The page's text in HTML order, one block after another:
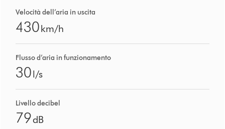
Velocità dell’aria in uscita
430km/h
Flusso d’aria in funzionamento
30l/s
Livello decibel
79dB